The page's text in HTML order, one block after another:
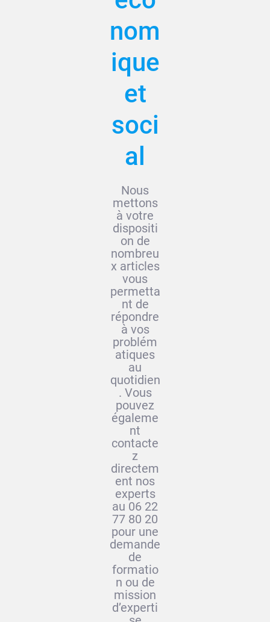
nom
ique
et
soci
al
Nous
mettons
à votre
dispositi
on de
nombreu
x articles
vous
permetta
nt de
répondre
à vos
problém
atiques
au
quotidien
. Vous
pouvez
égaleme
nt
contacte
z
directem
ent nos
experts
au 06 22
77 80 20
pour une
demande
de
formatio
n ou de
mission
d’experti